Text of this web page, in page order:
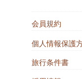
会員規約
個人情報保護
旅行条件書